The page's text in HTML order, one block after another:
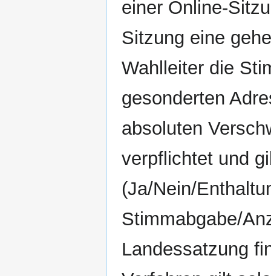
einer Online-
Sitzung eine
Wahlleiter die
gesonderten
absoluten
verpflichtet und
(Ja/Nein/
Stimmabgabe/
Landessatzung